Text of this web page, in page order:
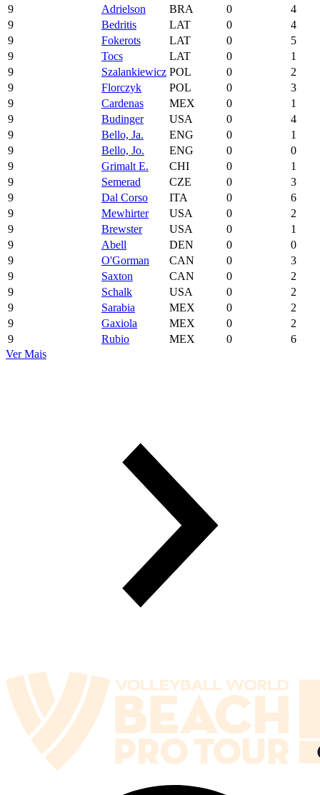
9
Adrielson BRA 0
4
9
Bedritis LAT 0
4
9
Fokerots LAT 0
5
9
Tocs LAT 0
1
9
Szalankiewicz POL 0
2
9
Florczyk POL 0
3
9
Cardenas MEX 0
1
9
Budinger USA 0
4
9
Bello, Ja. ENG 0
1
9
Bello, Jo. ENG 0
0
9
Grimalt E. CHI 0
1
9
Semerad CZE 0
3
9
Dal Corso ITA 0
6
9
Mewhirter USA 0
2
9
Brewster USA 0
1
9
Abell DEN 0
0
9
O'Gorman CAN 0
3
9
Saxton CAN 0
2
9
Schalk USA 0
2
9
Sarabia MEX 0
2
9
Gaxiola MEX 0
2
9
Rubio MEX 0
6
Ver Mais